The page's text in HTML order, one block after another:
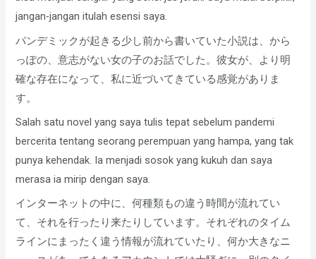
jangan-jangan itulah esensi saya.
パンデミックが起きる少し前から書いていた小説は、から
っぽの、意志がない女の子のお話でした。彼女が、より明
確な存在になって、私に近づいてきている感覚がありま
す。
Salah satu novel yang saya tulis tepat sebelum pandemi
bercerita tentang seorang perempuan yang hampa, yang tak
punya kehendak. Ia menjadi sosok yang kukuh dan saya
merasa ia mirip dengan saya.
インターネットの中に、何種類もの違う時間が流れてい
て、それを行ったり来たりしています。それぞれのタイム
ラインにまったく違う情報が流れていたり、何か大きなニ